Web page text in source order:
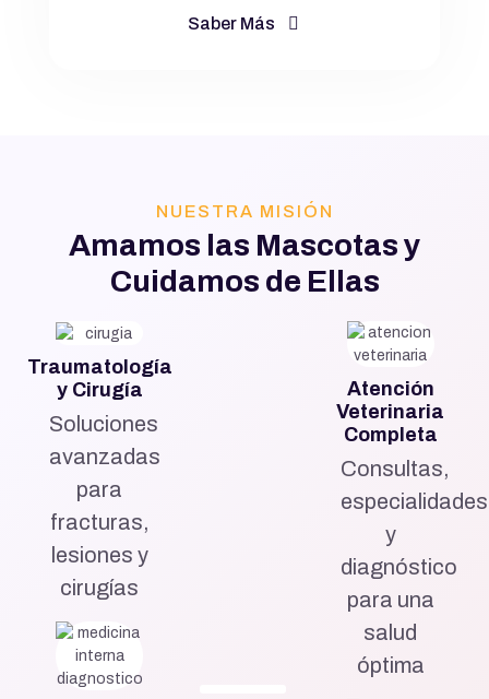
Saber Más
NUESTRA MISIÓN
Amamos las Mascotas y
Cuidamos de Ellas
Traumatología
y Cirugía
Soluciones
avanzadas
para
fracturas,
lesiones y
cirugías
Atención
Veterinaria
Completa
Consultas,
especialidades
y
diagnóstico
para una
salud
óptima